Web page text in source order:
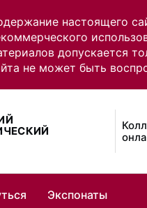
настоящего
допускается
не может быть
Экспонаты